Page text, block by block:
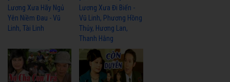
Lương Xưa Hãy Ngủ
Yên Niềm Đau - Vũ
Linh, Tài Linh
Lương Xưa Đi Biển -
Vũ Linh, Phương Hồng
Thủy, Hương Lan,
Thanh Hằng